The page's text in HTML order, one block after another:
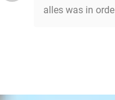
alles was in orde